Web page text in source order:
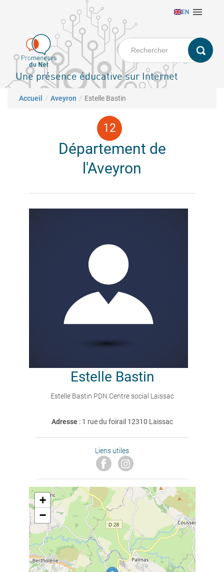
principal
EN 
Une présence éducative sur Internet
Fil d'Ariane
Accueil Aveyron Estelle Bastin
Département de
l'Aveyron
Estelle Bastin
Estelle Bastin PDN Centre social Laissac
Adresse : 1 rue du foirail 12310 Laissac
Liens utiles
+
−